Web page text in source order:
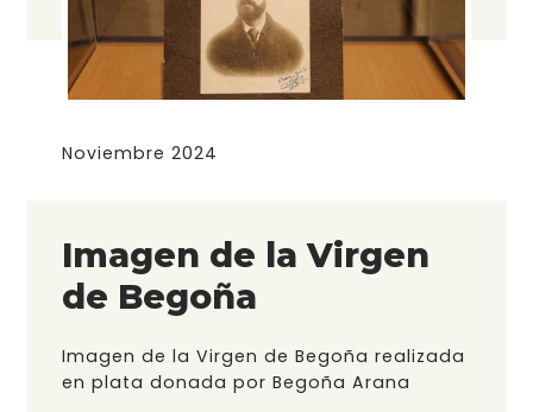
Noviembre 2024
Imagen de la Virgen
de Begoña
Imagen de la Virgen de Begoña realizada
en plata donada por Begoña Arana